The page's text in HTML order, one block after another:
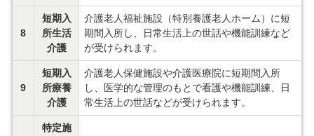
8
短期入
所生活
介護
介護老人福祉施設（特別養護老人ホーム）に短
期間入所し、日常生活上の世話や機能訓練など
が受けられます。
9
短期入
所療養
介護
介護老人保健施設や介護医療院に短期間入所
し、医学的な管理のもとで看護や機能訓練、日
常生活上の世話などが受けられます。
特定施